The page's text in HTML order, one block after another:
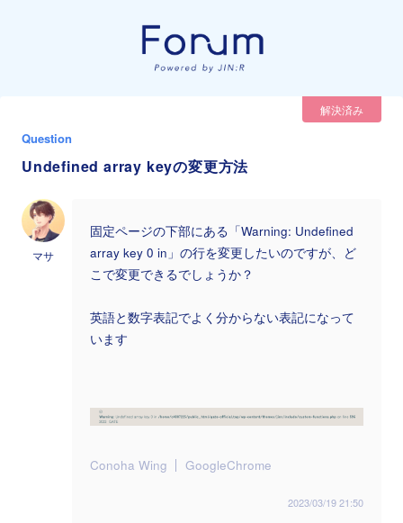
解決済み
Question
Undefined array keyの変更方法
マサ
固定ページの下部にある「Warning: Undefined
array key 0 in」の行を変更したいのですが、ど
こで変更できるでしょうか？
英語と数字表記でよく分からない表記になって
います
Conoha Wing GoogleChrome
2023/03/19 21:50